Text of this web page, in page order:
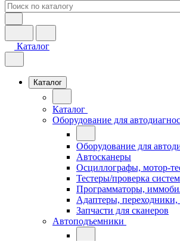
Каталог
Каталог
Каталог
Оборудование для
Оборудование для
Автосканеры
Осциллографы, мотор-
Тестеры/проверка систем
Программаторы,
Адаптеры, переходники,
Запчасти для сканеров
Автоподъемники